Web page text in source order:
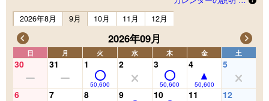
2026年8月
9月 10月 11月 12月
2026年09月
日 月 火 水 木 金 土
30 31 1
50,600
2 3
50,600
4
50,600
5
6 7 8 9 10 11 12